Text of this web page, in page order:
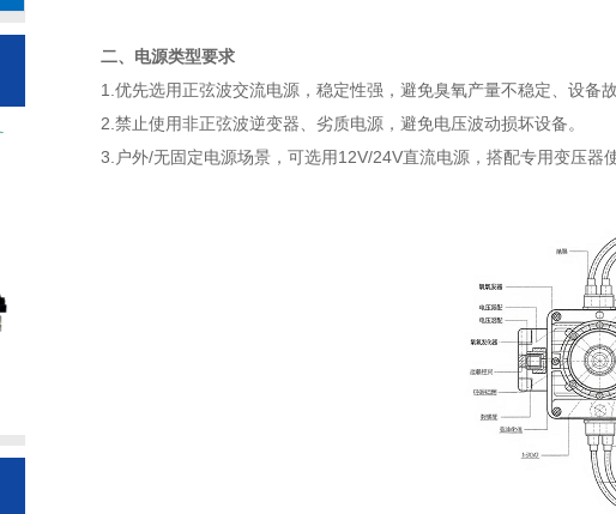
二、电源类型要求
1.优先选用正弦波交流电源，稳定性强，避免臭氧产量不稳定、设备故
2.禁止使用非正弦波逆变器、劣质电源，避免电压波动损坏设备。
3.户外/无固定电源场景，可选用12V/24V直流电源，搭配专用变压器使